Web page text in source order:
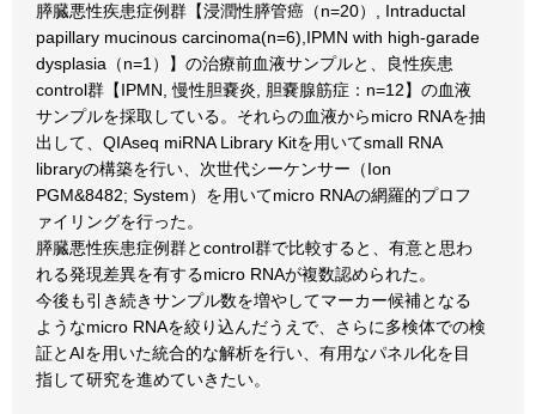
膵臓悪性疾患症例群【浸潤性膵管癌（n=20）, Intraductal
papillary mucinous carcinoma(n=6),IPMN with high-garade
dysplasia（n=1）】の治療前血液サンプルと、良性疾患
control群【IPMN, 慢性胆嚢炎, 胆嚢腺筋症：n=12】の血液
サンプルを採取している。それらの血液からmicro RNAを抽
出して、QIAseq miRNA Library Kitを用いてsmall RNA
libraryの構築を行い、次世代シーケンサー（Ion
PGM&8482; System）を用いてmicro RNAの網羅的プロフ
ァイリングを行った。
膵臓悪性疾患症例群とcontrol群で比較すると、有意と思わ
れる発現差異を有するmicro RNAが複数認められた。
今後も引き続きサンプル数を増やしてマーカー候補となる
ようなmicro RNAを絞り込んだうえで、さらに多検体での検
証とAIを用いた統合的な解析を行い、有用なパネル化を目
指して研究を進めていきたい。